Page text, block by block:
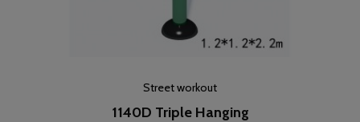
Street workout
1140D Triple Hanging